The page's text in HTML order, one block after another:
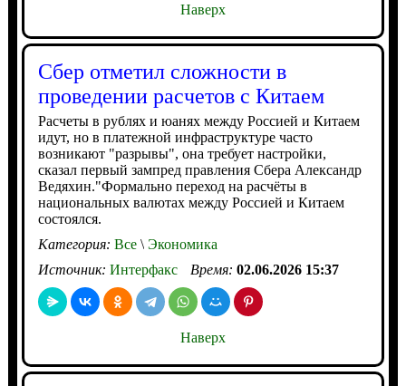
Наверх
Сбер отметил сложности в
проведении расчетов с Китаем
Расчеты в рублях и юанях между Россией и Китаем
идут, но в платежной инфраструктуре часто
возникают "разрывы", она требует настройки,
сказал первый зампред правления Сбера Александр
Ведяхин."Формально переход на расчёты в
национальных валютах между Россией и Китаем
состоялся.
Категория: Все\Экономика
Источник: Интерфакс Время: 02.06.2026 15:37
Наверх